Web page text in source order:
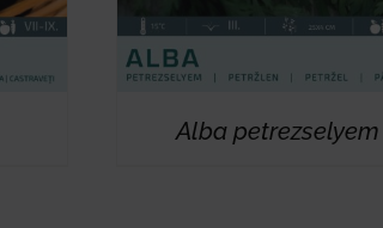
Alba petrezselyem